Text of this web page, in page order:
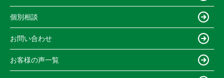
個別相談
お問い合わせ
お客様の声一覧